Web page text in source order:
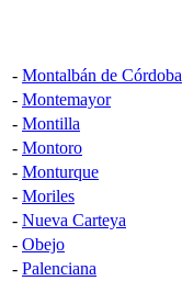
- Montalbán de Córdoba
- Montemayor
- Montilla
- Montoro
- Monturque
- Moriles
- Nueva Carteya
- Obejo
- Palenciana